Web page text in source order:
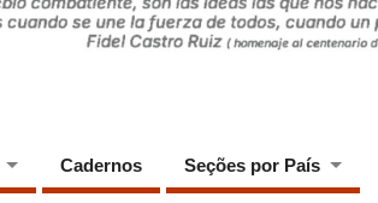
Cadernos Seções por País